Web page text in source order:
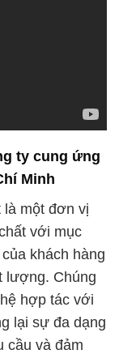
ty cung ứng
Minh
một đơn vị
với mục
khách hàng
lượng. Chúng
hợp tác với
lại sự đa dạng
cầu và đảm